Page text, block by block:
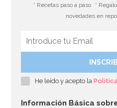
Kit de troqueladoras, tijeras y
Sugarcraft
* Recetas paso a paso *
novedades en
He leído y acepto la
Información Básica